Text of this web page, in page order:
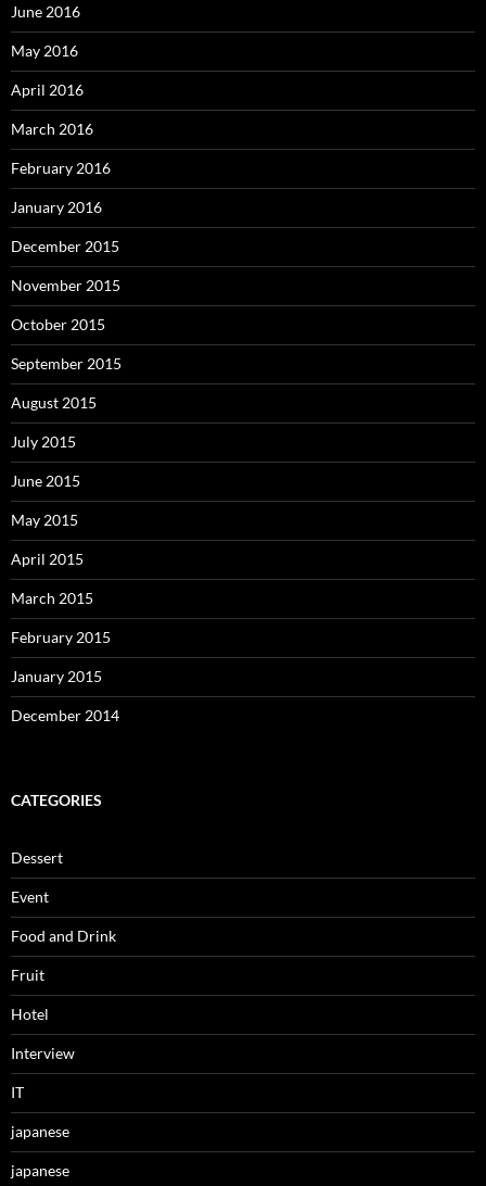
June 2016
May 2016
April 2016
March 2016
February 2016
January 2016
December 2015
November 2015
October 2015
September 2015
August 2015
July 2015
June 2015
May 2015
April 2015
March 2015
February 2015
January 2015
December 2014
CATEGORIES
Dessert
Event
Food and Drink
Fruit
Hotel
Interview
IT
japanese
japanese